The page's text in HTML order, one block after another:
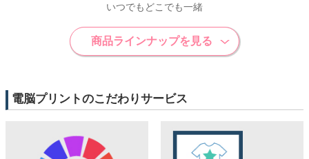
いつでもどこでも一緒
商品ラインナップを見る
電脳プリントのこだわりサービス